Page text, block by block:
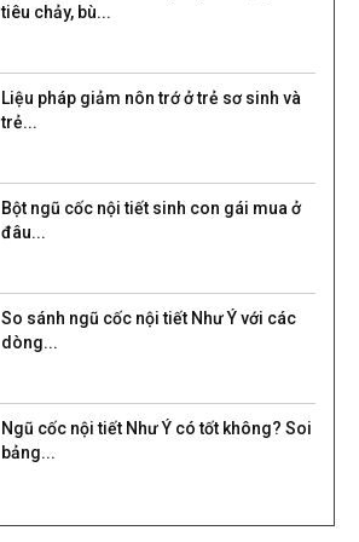
tiêu chảy, bù...
Liệu pháp giảm nôn trớ ở trẻ sơ sinh và
trẻ...
Bột ngũ cốc nội tiết sinh con gái mua ở
đâu...
So sánh ngũ cốc nội tiết Như Ý với các
dòng...
Ngũ cốc nội tiết Như Ý có tốt không? Soi
bảng...